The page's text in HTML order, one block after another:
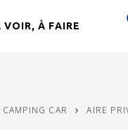
VOIR, À FAIRE
CAR AIRE